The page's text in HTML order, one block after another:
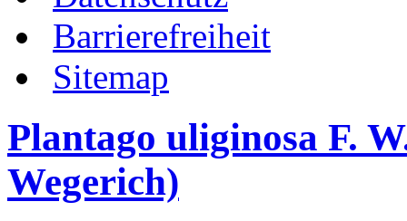
Barrierefreiheit
Sitemap
Plantago uliginosa F.
Wegerich)